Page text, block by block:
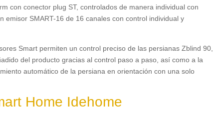
con conector plug ST,controlados de manera individual con
emisor SMART-16 de 16canales con control individual y
Smart permiten un control preciso de las persianas Zblind 90,
del producto gracias al control paso a paso ,así como a la
automático de la persiana en orientación con una solo
Home Idehome